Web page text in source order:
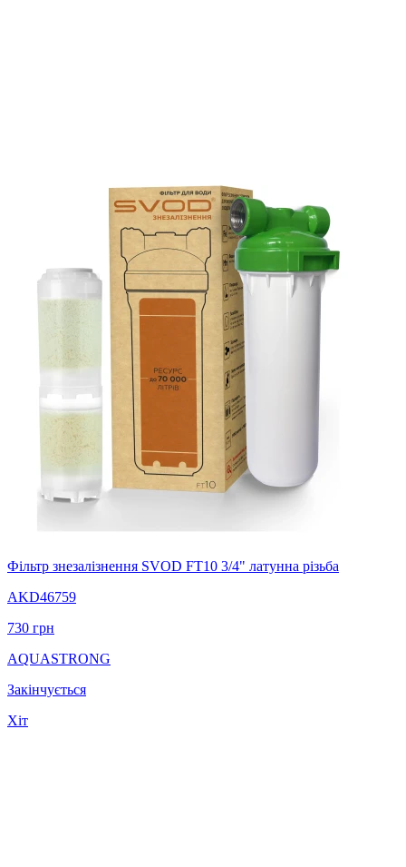
Фільтр знезалізнення SVOD FT10 3/4" латунна різьба
AKD46759
730 грн
AQUASTRONG
Закінчується
Хіт